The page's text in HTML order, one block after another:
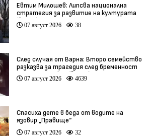
Евтим Милошев: Липсва национална
стратегия за развитие на културата
(видео)
07 август 2026 38
След случая от Варна: Второ семейство
разказва за трагедия след бременност
при същия лекар (видео)
07 август 2026 4639
Спасиха дете в беда от водите на
язовир „Правище“
07 август 2026 32